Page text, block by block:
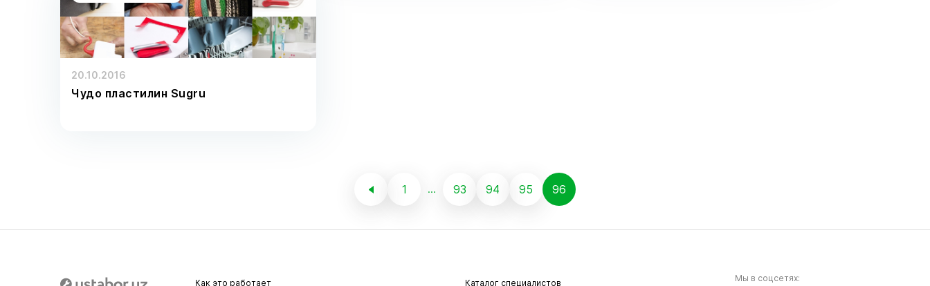
20.10.2016
Чудо пластилин Sugru
1 ... 93 94 95 96
Как это работает Каталог специалистов Мы в соцсетях: